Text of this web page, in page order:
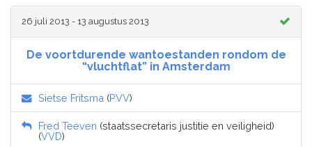
26 juli 2013 - 13 augustus 2013
De voortdurende wantoestanden rondom de
“vluchtflat” in Amsterdam
Sietse Fritsma (PVV)
Fred Teeven (staatssecretaris justitie en veiligheid)
(VVD)